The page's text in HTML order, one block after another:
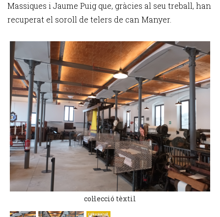
Massiques i Jaume Puig que, gràcies al seu treball, han
recuperat el soroll de telers de can Manyer.
col·lecció tèxtil